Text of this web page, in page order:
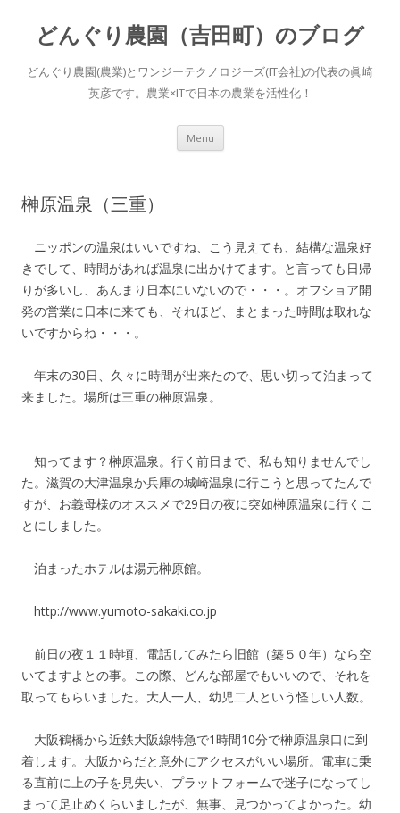
どんぐり農園（吉田町）のブログ
どんぐり農園(農業)とワンジーテクノロジーズ(IT会社)の代表の眞崎
英彦です。農業×ITで日本の農業を活性化！
Menu Skip to content
榊原温泉（三重）
ニッポンの温泉はいいですね、こう見えても、結構な温泉好
きでして、時間があれば温泉に出かけてます。と言っても日帰
りが多いし、あんまり日本にいないので・・・。オフショア開
発の営業に日本に来ても、それほど、まとまった時間は取れな
いですからね・・・。
年末の30日、久々に時間が出来たので、思い切って泊まって
来ました。場所は三重の榊原温泉。
知ってます？榊原温泉。行く前日まで、私も知りませんでし
た。滋賀の大津温泉か兵庫の城崎温泉に行こうと思ってたんで
すが、お義母様のオススメで29日の夜に突如榊原温泉に行くこ
とにしました。
泊まったホテルは湯元榊原館。
http://www.yumoto-sakaki.co.jp
前日の夜１１時頃、電話してみたら旧館（築５０年）なら空
いてますよとの事。この際、どんな部屋でもいいので、それを
取ってもらいました。大人一人、幼児二人という怪しい人数。
大阪鶴橋から近鉄大阪線特急で1時間10分で榊原温泉口に到
着します。大阪からだと意外にアクセスがいい場所。電車に乗
る直前に上の子を見失い、プラットフォームで迷子になってし
まって足止めくらいましたが、無事、見つかってよかった。幼